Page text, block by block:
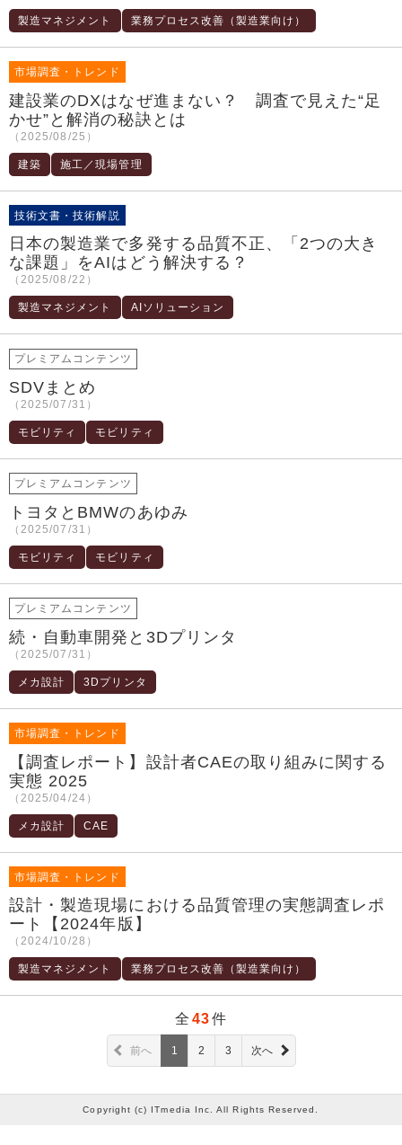
製造マネジメント 業務プロセス改善（製造業向け）
市場調査・トレンド
建設業のDXはなぜ進まない？ 調査で見えた“足
かせ”と解消の秘訣とは
（2025/08/25）
建築 施工／現場管理
技術文書・技術解説
日本の製造業で多発する品質不正、「2つの大き
な課題」をAIはどう解決する？
（2025/08/22）
製造マネジメント AIソリューション
プレミアムコンテンツ
SDVまとめ
（2025/07/31）
モビリティ モビリティ
プレミアムコンテンツ
トヨタとBMWのあゆみ
（2025/07/31）
モビリティ モビリティ
プレミアムコンテンツ
続・自動車開発と3Dプリンタ
（2025/07/31）
メカ設計 3Dプリンタ
市場調査・トレンド
【調査レポート】設計者CAEの取り組みに関する
実態 2025
（2025/04/24）
メカ設計 CAE
市場調査・トレンド
設計・製造現場における品質管理の実態調査レポ
ート【2024年版】
（2024/10/28）
製造マネジメント 業務プロセス改善（製造業向け）
全 43件
前へ 1 2 3 次へ
Copyright (c) ITmedia Inc. All Rights Reserved.